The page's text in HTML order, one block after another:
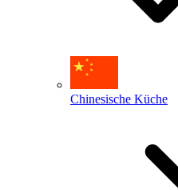
Chinesische Küche